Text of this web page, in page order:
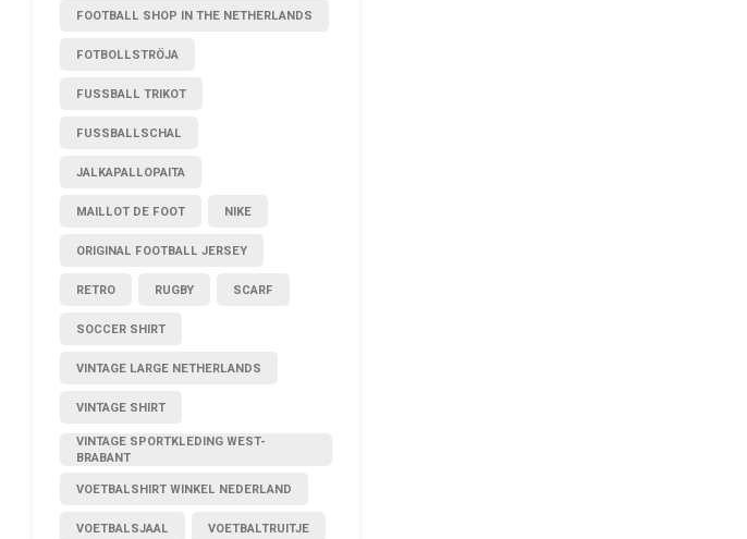
FOOTBALL SHOP IN THE NETHERLANDS
FOTBOLLSTRÖJA
FUSSBALL TRIKOT
FUSSBALLSCHAL
JALKAPALLOPAITA
MAILLOT DE FOOT NIKE
ORIGINAL FOOTBALL JERSEY
RETRO RUGBY SCARF
SOCCER SHIRT
VINTAGE LARGE NETHERLANDS
VINTAGE SHIRT
VINTAGE SPORTKLEDING WEST-
BRABANT
VOETBALSHIRT WINKEL NEDERLAND
VOETBALSJAAL VOETBALTRUITJE